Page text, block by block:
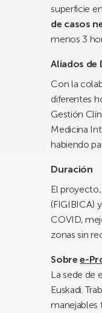
superficie
de casos
menos 3
Aliados de
Con la
diferentes
Gestión
Medicina
habiendo
Duración
El
(FIGIBICA)
COVID,
zonas sin
Sobree-
La sede de
Euskadi.
manejables